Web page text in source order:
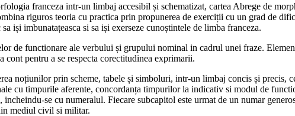
franceza intr-un limbaj accesibil și schematizat, cartea Abrege de
riguros teoria cu practica prin propunerea de exerciții cu un grad de
iși imbunatațeasca si sa iși exerseze cunoștintele de limba franceza.
de functionare ale verbului și grupului nominal in cadrul unei fraze.
cont pentru a se respecta corectitudinea exprimarii.
noțiunilor prin scheme, tabele și simboluri, intr-un limbaj concis și precis,
cu timpurile aferente, concordanța timpurilor la indicativ si modul de
se cu numeralul. Fiecare subcapitol este urmat de un numar
mediul civil si militar.